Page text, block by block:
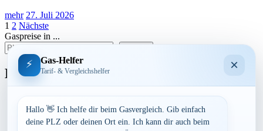
mehr 27. Juli 2026
Seitennummerierung
der
Beiträge
1 2 Nächste
Gaspreise in ...
Bundesland
Bayern
Berlin
⚡ Gas-Helfer
Tarif- & Vergleichshelfer ×
Hallo 👋 Ich helfe dir beim Gasvergleich. Gib einfach
deine PLZ oder deinen Ort ein. Ich kann dir auch beim